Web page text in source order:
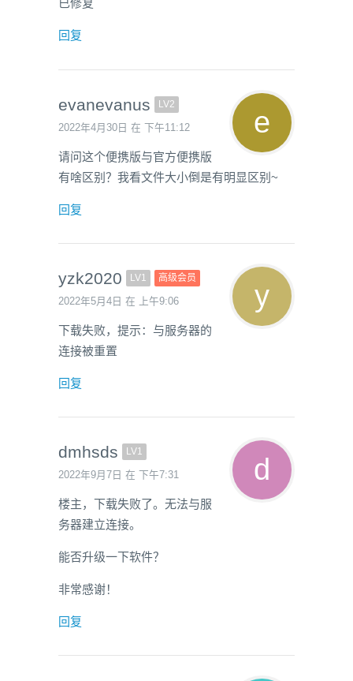
已修复
回复
evanevanus LV2
2022年4月30日 在 下午11:12
请问这个便携版与官方便携版
有啥区别？我看文件大小倒是有明显区别~
回复
yzk2020 LV1 高级会员
2022年5月4日 在 上午9:06
下载失败，提示：与服务器的
连接被重置
回复
dmhsds LV1
2022年9月7日 在 下午7:31
楼主，下载失败了。无法与服
务器建立连接。
能否升级一下软件？
非常感谢！
回复